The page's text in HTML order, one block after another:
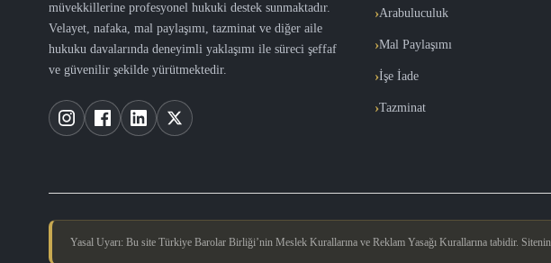
müvekkillerine profesyonel hukuki destek sunmaktadır.
Velayet, nafaka, mal paylaşımı, tazminat ve diğer aile
hukuku davalarında deneyimli yaklaşımı ile süreci şeffaf
ve güvenilir şekilde yürütmektedir.
Arabuluculuk
Mal Paylaşımı
İşe İade
Tazminat
Yasal Uyarı: Bu site Türkiye Barolar Birliği’nin Meslek Kurallarına ve Reklam Yasağı Kurallarına tabidir.